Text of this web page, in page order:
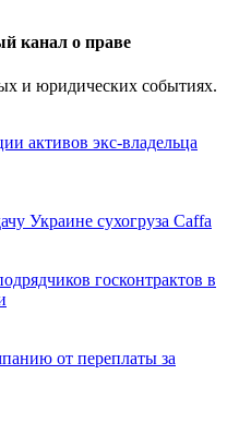
канал о праве
и юридических событиях.
активов экс-владельца
Украине сухогруза Caffa
госконтрактов в
от переплаты за